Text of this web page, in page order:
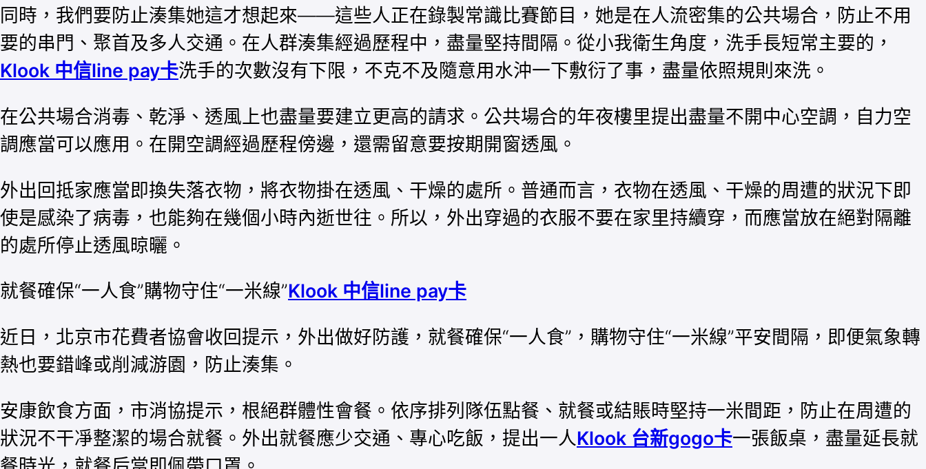
同時，我們要防止湊集她這才想起來——這些人正在錄製常識比賽節目，她是在人流密集的公共場合，防止不用
要的串門、聚首及多人交通。在人群湊集經過歷程中，盡量堅持間隔。從小我衛生角度，洗手長短常主要的，
Klook 中信line pay卡洗手的次數沒有下限，不克不及隨意用水沖一下敷衍了事，盡量依照規則來洗。
在公共場合消毒、乾淨、透風上也盡量要建立更高的請求。公共場合的年夜樓里提出盡量不開中心空調，自力空
調應當可以應用。在開空調經過歷程傍邊，還需留意要按期開窗透風。
外出回抵家應當即換失落衣物，將衣物掛在透風、干燥的處所。普通而言，衣物在透風、干燥的周遭的狀況下即
使是感染了病毒，也能夠在幾個小時內逝世往。所以，外出穿過的衣服不要在家里持續穿，而應當放在絕對隔離
的處所停止透風晾曬。
就餐確保“一人食”購物守住“一米線”Klook 中信line pay卡
近日，北京市花費者協會收回提示，外出做好防護，就餐確保“一人食”，購物守住“一米線”平安間隔，即便氣象轉
熱也要錯峰或削減游園，防止湊集。
安康飲食方面，市消協提示，根絕群體性會餐。依序排列隊伍點餐、就餐或結賬時堅持一米間距，防止在周遭的
狀況不干凈整潔的場合就餐。外出就餐應少交通、專心吃飯，提出一人Klook 台新gogo卡一張飯桌，盡量延長就